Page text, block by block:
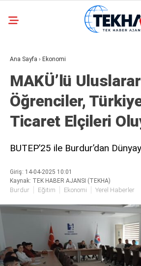
ASAYIŞ
GÜNDEM
GENEL
SIYASET
SERVISLER
Ana Sayfa › Ekonomi
MAKÜ’lü
Öğrenciler,
Ticaret Elçileri
BUTEP’25 ile Burdur’dan
Giriş: 14-04-2025 10:01
Kaynak: TEK HABER AJANSI (TEKHA)
Burdur Eğitim Ekonomi Yerel Haberler